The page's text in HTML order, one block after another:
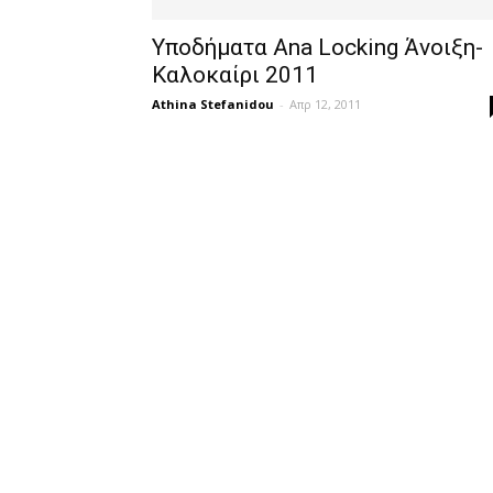
Υποδήματα Ana Locking Άνοιξη-
Καλοκαίρι 2011
Athina Stefanidou - Απρ 12, 2011